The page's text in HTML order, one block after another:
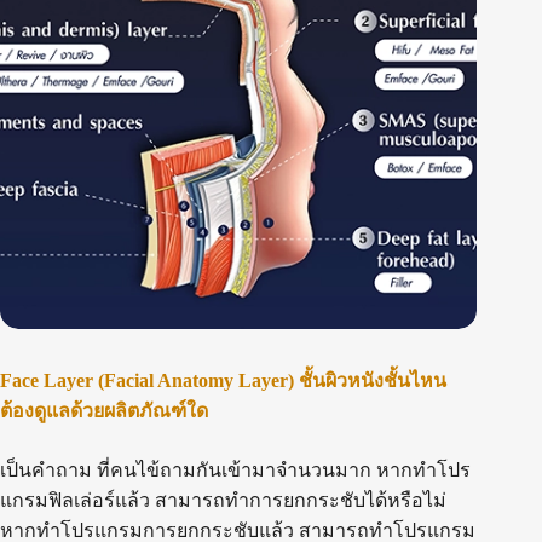
Face Layer (Facial Anatomy Layer) ชั้นผิวหนังชั้นไหน
ต้องดูแลด้วยผลิตภัณฑ์ใด
เป็นคำถาม ที่คนไข้ถามกันเข้ามาจำนวนมาก หากทำโปร
แกรมฟิลเล่อร์แล้ว สามารถทำการยกกระชับได้หรือไม่
หากทำโปรแกรมการยกกระชับแล้ว สามารถทำโปรแกรม